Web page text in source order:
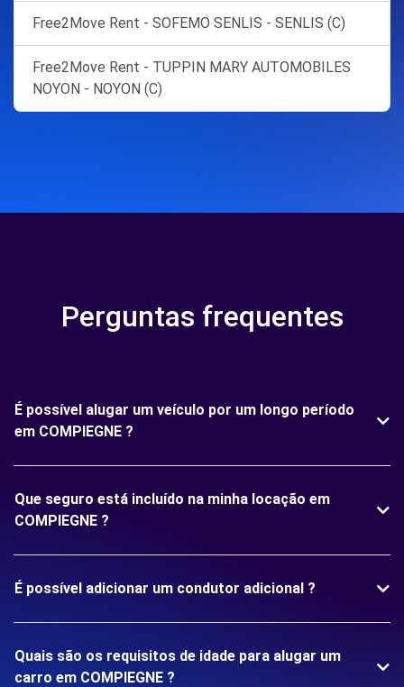
Free2Move Rent - SOFEMO SENLIS - SENLIS (C)
Free2Move Rent - TUPPIN MARY AUTOMOBILES
NOYON - NOYON (C)
Perguntas frequentes
É possível alugar um veículo por um longo período
em COMPIEGNE ?
Que seguro está incluído na minha locação em
COMPIEGNE ?
É possível adicionar um condutor adicional ?
Quais são os requisitos de idade para alugar um
carro em COMPIEGNE ?